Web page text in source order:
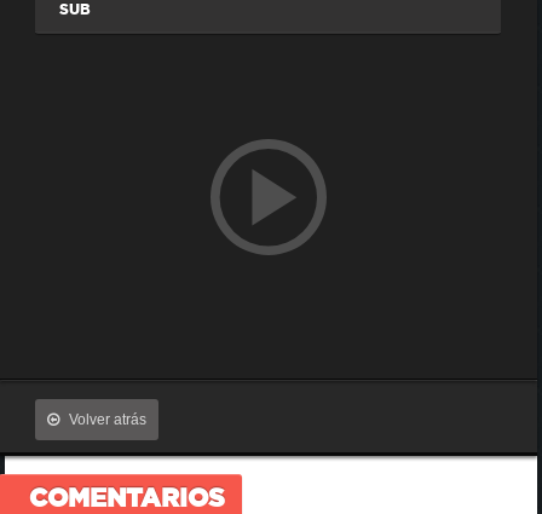
SUB
Volver atrás
COMENTARIOS